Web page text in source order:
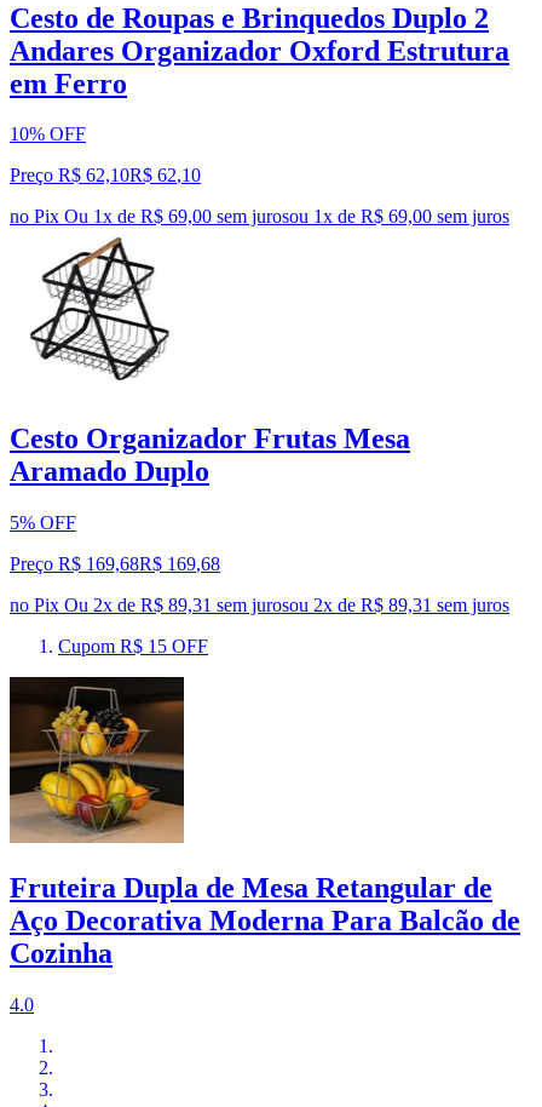
Cesto de Roupas e Brinquedos Duplo 2
Andares Organizador Oxford Estrutura
em Ferro
10% OFF
Preço R$ 62,10R$ 62,10
no Pix Ou 1x de R$ 69,00 sem jurosou 1x de R$ 69,00 sem juros
Cesto Organizador Frutas Mesa
Aramado Duplo
5% OFF
Preço R$ 169,68R$ 169,68
no Pix Ou 2x de R$ 89,31 sem jurosou 2x de R$ 89,31 sem juros
Cupom R$ 15 OFF
Fruteira Dupla de Mesa Retangular de
Aço Decorativa Moderna Para Balcão de
Cozinha
4.0